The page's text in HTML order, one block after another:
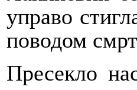
управо
поводом
Пресекло